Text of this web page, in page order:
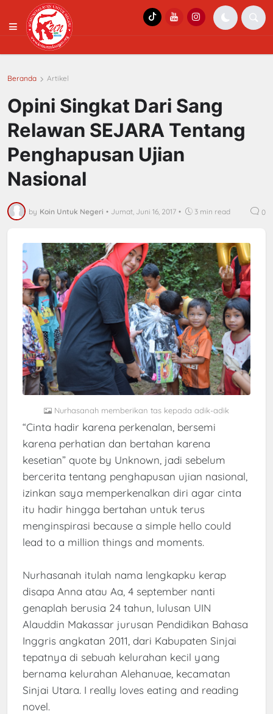
Beranda Artikel
Opini Singkat Dari Sang
Relawan SEJARA Tentang
Penghapusan Ujian
Nasional
by Koin Untuk Negeri • Jumat, Juni 16, 2017 • 3 min read 0
Nurhasanah memberikan tas kepada adik-adik
“Cinta hadir karena perkenalan, bersemi
karena perhatian dan bertahan karena
kesetian” quote by Unknown, jadi sebelum
bercerita tentang penghapusan ujian nasional,
izinkan saya memperkenalkan diri agar cinta
itu hadir hingga bertahan untuk terus
menginspirasi because a simple hello could
lead to a million things and moments.
Nurhasanah itulah nama lengkapku kerap
disapa Anna atau Aa, 4 september nanti
genaplah berusia 24 tahun, lulusan UIN
Alauddin Makassar jurusan Pendidikan Bahasa
Inggris angkatan 2011, dari Kabupaten Sinjai
tepatnya di sebuah kelurahan kecil yang
bernama kelurahan Alehanuae, kecamatan
Sinjai Utara. I really loves eating and reading
novel.